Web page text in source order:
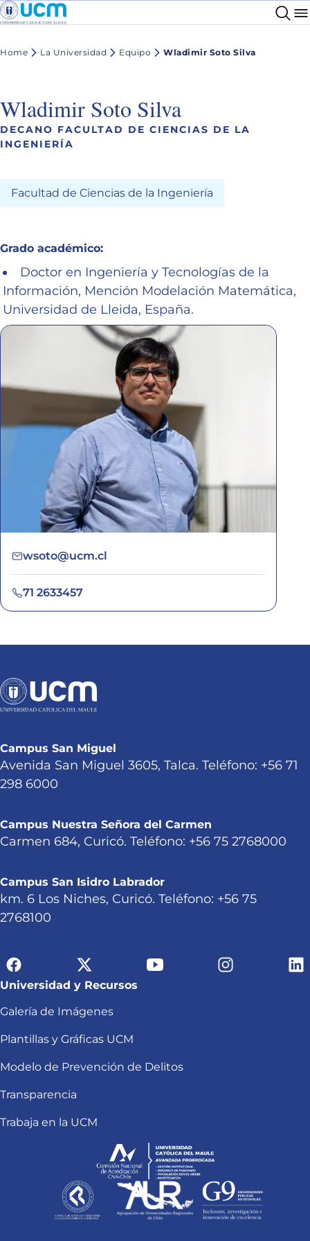
Home La Universidad Equipo Wladimir Soto Silva
Wladimir Soto Silva
DECANO FACULTAD DE CIENCIAS DE LA
INGENIERÍA
Facultad de Ciencias de la Ingeniería
Grado académico:
Doctor en Ingeniería y Tecnologías de la
Información, Mención Modelación Matemática,
Universidad de Lleida, España.
wsoto@ucm.cl
71 2633457
Campus San Miguel
Avenida San Miguel 3605, Talca. Teléfono: +56 71
298 6000
Campus Nuestra Señora del Carmen
Carmen 684, Curicó. Teléfono: +56 75 2768000
Campus San Isidro Labrador
km. 6 Los Niches, Curicó. Teléfono: +56 75
2768100
Universidad y Recursos
Galería de Imágenes
Plantillas y Gráficas UCM
Modelo de Prevención de Delitos
Transparencia
Trabaja en la UCM